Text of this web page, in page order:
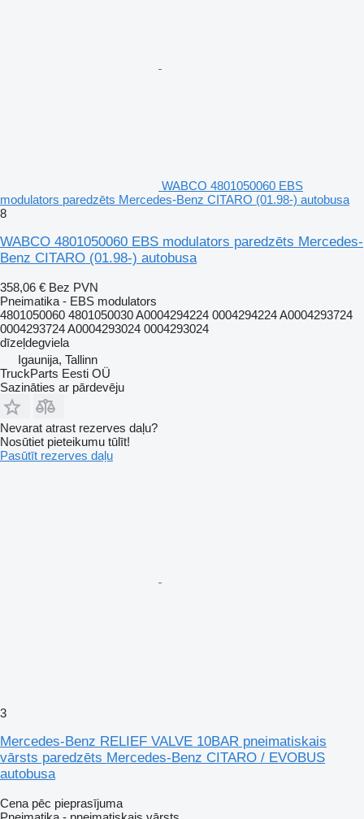
WABCO 4801050060 EBS
modulators paredzēts Mercedes-Benz CITARO (01.98-) autobusa
8
WABCO 4801050060 EBS modulators paredzēts Mercedes-
Benz CITARO (01.98-) autobusa
358,06 € Bez PVN
Pneimatika - EBS modulators
4801050060 4801050030 A0004294224 0004294224 A0004293724
0004293724 A0004293024 0004293024
dīzeļdegviela
Igaunija, Tallinn
TruckParts Eesti OÜ
Sazināties ar pārdevēju
Nevarat atrast rezerves daļu?
Nosūtiet pieteikumu tūlīt!
Pasūtīt rezerves daļu
3
Mercedes-Benz RELIEF VALVE 10BAR pneimatiskais
vārsts paredzēts Mercedes-Benz CITARO / EVOBUS
autobusa
Cena pēc pieprasījuma